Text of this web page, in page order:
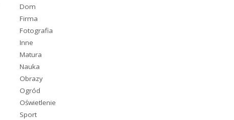
Dom
Firma
Fotografia
Inne
Matura
Nauka
Obrazy
Ogród
Oświetlenie
Sport